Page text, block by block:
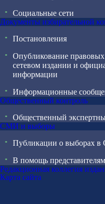
Социальные сети
Документы избирательной
Постановления
Опубликование правовых
сетевом издании и
информации
Информационные
Общественный контроль
Общественный
СМИ и выборы
Публикации о выборах
В помощь
Редакционная коллегия
Карта сайта